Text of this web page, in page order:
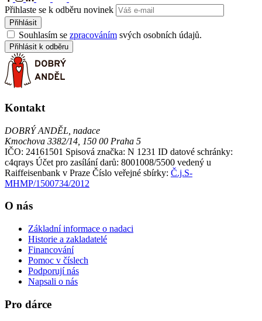
Přihlaste se k odběru novinek
Přihlásit
Souhlasím se zpracováním svých osobních údajů.
Přihlásit k odběru
Kontakt
DOBRÝ ANDĚL, nadace
Kmochova 3382/14, 150 00 Praha 5
IČO: 24161501 Spisová značka: N 1231 ID datové schránky:
c4qrays Účet pro zasílání darů: 8001008/5500 vedený u
Raiffeisenbank v Praze Číslo veřejné sbírky: Č.j.S-
MHMP/1500734/2012
O nás
Základní informace o nadaci
Historie a zakladatelé
Financování
Pomoc v číslech
Podporují nás
Napsali o nás
Pro dárce